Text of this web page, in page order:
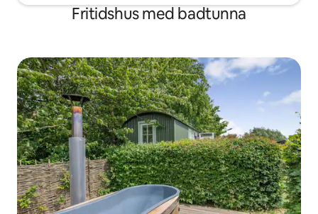
dörren.
Fritidshus med badtunna